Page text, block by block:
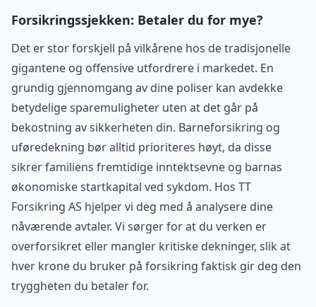
Forsikringssjekken: Betaler du for mye?
Det er stor forskjell på vilkårene hos de tradisjonelle
gigantene og offensive utfordrere i markedet. En
grundig gjennomgang av dine poliser kan avdekke
betydelige sparemuligheter uten at det går på
bekostning av sikkerheten din. Barneforsikring og
uføredekning bør alltid prioriteres høyt, da disse
sikrer familiens fremtidige inntektsevne og barnas
økonomiske startkapital ved sykdom. Hos TT
Forsikring AS hjelper vi deg med å analysere dine
nåværende avtaler. Vi sørger for at du verken er
overforsikret eller mangler kritiske dekninger, slik at
hver krone du bruker på forsikring faktisk gir deg den
tryggheten du betaler for.